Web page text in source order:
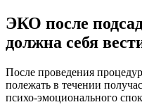
ЭКО после
должна себя
После проведения
полежать в течении
психо-эмоционального